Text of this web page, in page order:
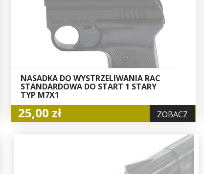
NASADKA DO WYSTRZELIWANIA RAC
STANDARDOWA DO START 1 STARY
TYP M7X1
25,00 zł ZOBACZ